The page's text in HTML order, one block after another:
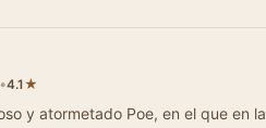
•4.1★
y atormetado Poe, en el que en la